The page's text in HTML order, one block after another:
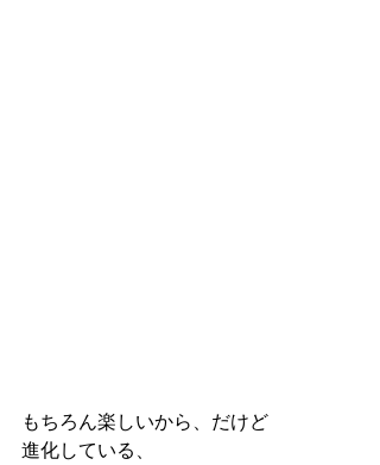
もちろん楽しいから、だけど
進化している、